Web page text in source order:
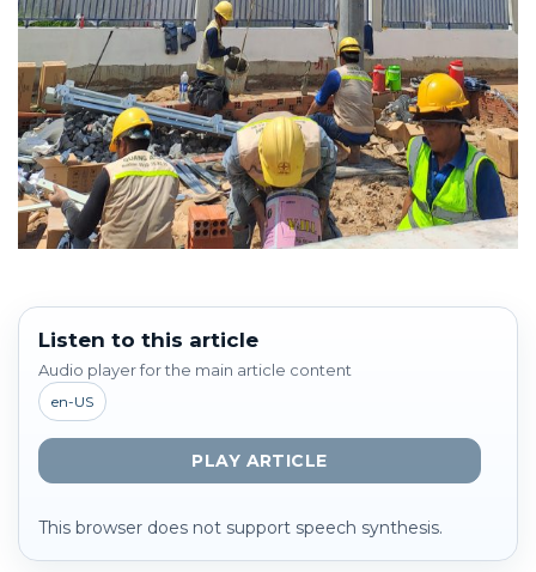
Listen to this article
Audio player for the main article content
en-US
PLAY ARTICLE
This browser does not support speech synthesis.